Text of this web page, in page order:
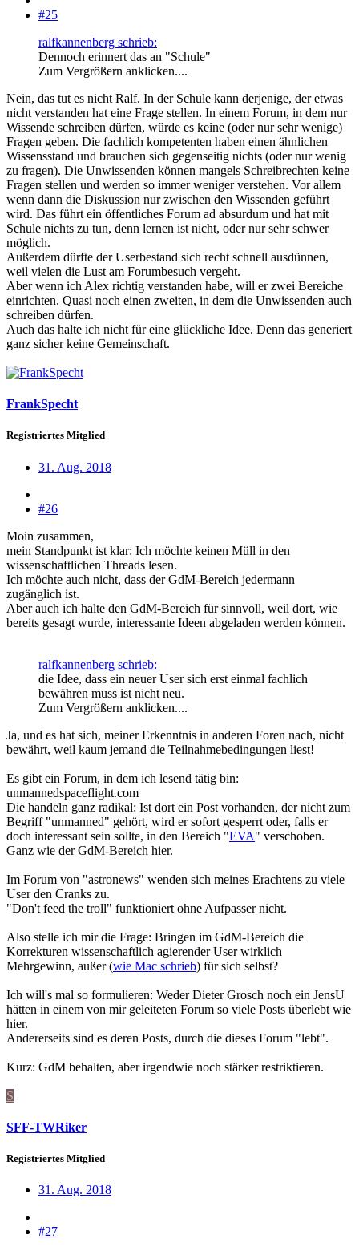
#25
ralfkannenberg schrieb:
Dennoch erinnert das an "Schule"
Zum Vergrößern anklicken....
Nein, das tut es nicht Ralf. In der Schule kann derjenige, der etwas
nicht verstanden hat eine Frage stellen. In einem Forum, in dem nur
Wissende schreiben dürfen, würde es keine (oder nur sehr wenige)
Fragen geben. Die fachlich kompetenten haben einen ähnlichen
Wissensstand und brauchen sich gegenseitig nichts (oder nur wenig
zu fragen). Die Unwissenden können mangels Schreibrechten keine
Fragen stellen und werden so immer weniger verstehen. Vor allem
wenn dann die Diskussion nur zwischen den Wissenden geführt
wird. Das führt ein öffentliches Forum ad absurdum und hat mit
Schule nichts zu tun, denn lernen ist nicht, oder nur sehr schwer
möglich.
Außerdem dürfte der Userbestand sich recht schnell ausdünnen,
weil vielen die Lust am Forumbesuch vergeht.
Aber wenn ich Alex richtig verstanden habe, will er zwei Bereiche
einrichten. Quasi noch einen zweiten, in dem die Unwissenden auch
schreiben dürfen.
Auch das halte ich nicht für eine glückliche Idee. Denn das generiert
ganz sicher keine Gemeinschaft.
FrankSpecht
Registriertes Mitglied
31. Aug. 2018
#26
Moin zusammen,
mein Standpunkt ist klar: Ich möchte keinen Müll in den
wissenschaftlichen Threads lesen.
Ich möchte auch nicht, dass der GdM-Bereich jedermann
zugänglich ist.
Aber auch ich halte den GdM-Bereich für sinnvoll, weil dort, wie
bereits gesagt wurde, interessante Ideen abgeladen werden können.
ralfkannenberg schrieb:
die Idee, dass ein neuer User sich erst einmal fachlich
bewähren muss ist nicht neu.
Zum Vergrößern anklicken....
Ja, und es hat sich, meiner Erkenntnis in anderen Foren nach, nicht
bewährt, weil kaum jemand die Teilnahmebedingungen liest!
Es gibt ein Forum, in dem ich lesend tätig bin:
unmannedspaceflight.com
Die handeln ganz radikal: Ist dort ein Post vorhanden, der nicht zum
Begriff "unmanned" gehört, wird er sofort gesperrt oder, falls er
doch interessant sein sollte, in den Bereich "EVA" verschoben.
Ganz wie der GdM-Bereich hier.
Im Forum von "astronews" wenden sich meines Erachtens zu viele
User den Cranks zu.
"Don't feed the troll" funktioniert ohne Aufpasser nicht.
Also stelle ich mir die Frage: Bringen im GdM-Bereich die
Korrekturen wissenschaftlich agierender User wirklich
Mehrgewinn, außer (wie Mac schrieb) für sich selbst?
Ich will's mal so formulieren: Weder Dieter Grosch noch ein JensU
hätten in einem von mir geleiteten Forum so viele Posts überlebt wie
hier.
Andererseits sind es deren Posts, durch die dieses Forum "lebt".
Kurz: GdM behalten, aber irgendwie noch stärker restriktieren.
S
SFF-TWRiker
Registriertes Mitglied
31. Aug. 2018
#27